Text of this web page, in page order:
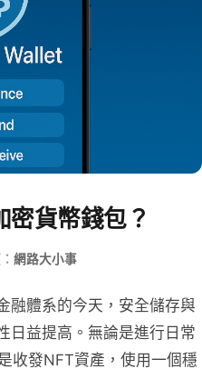
密貨幣錢包？
網路大小事
融體系的今天，安全儲存與
日益提高。無論是進行日常
收發NFT資產，使用一個穩